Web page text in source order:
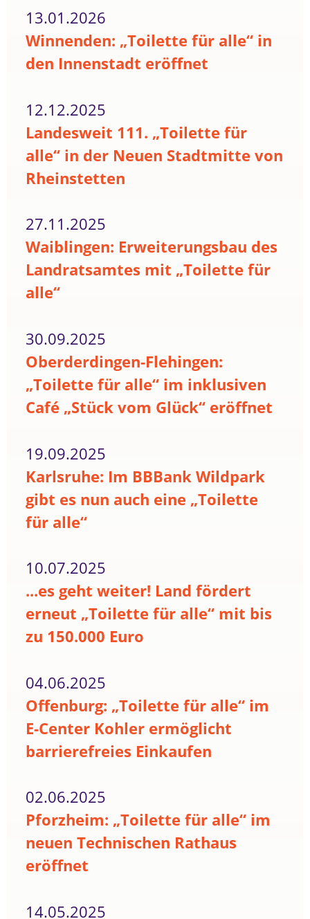
13.01.2026
Winnenden: „Toilette für alle“ in
den Innenstadt eröffnet
12.12.2025
Landesweit 111. „Toilette für
alle“ in der Neuen Stadtmitte von
Rheinstetten
27.11.2025
Waiblingen: Erweiterungsbau des
Landratsamtes mit „Toilette für
alle“
30.09.2025
Oberderdingen-Flehingen:
„Toilette für alle“ im inklusiven
Café „Stück vom Glück“ eröffnet
19.09.2025
Karlsruhe: Im BBBank Wildpark
gibt es nun auch eine „Toilette
für alle“
10.07.2025
...es geht weiter! Land fördert
erneut „Toilette für alle“ mit bis
zu 150.000 Euro
04.06.2025
Offenburg: „Toilette für alle“ im
E-Center Kohler ermöglicht
barrierefreies Einkaufen
02.06.2025
Pforzheim: „Toilette für alle“ im
neuen Technischen Rathaus
eröffnet
14.05.2025